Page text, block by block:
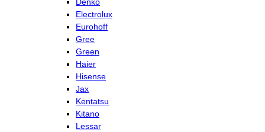
Denko
Electrolux
Eurohoff
Gree
Green
Haier
Hisense
Jax
Kentatsu
Kitano
Lessar